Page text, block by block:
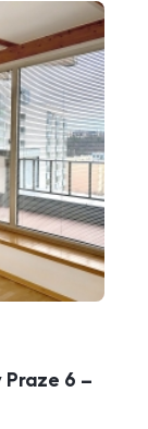
6 –